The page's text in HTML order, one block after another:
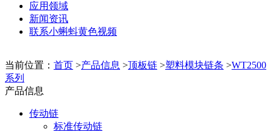
应用领域
新闻资讯
联系小蝌蚪黄色视频
当前位置： 首页 >产品信息 >顶板链 >塑料模块链条 >WT2500
系列
产品信息
传动链
标准传动链